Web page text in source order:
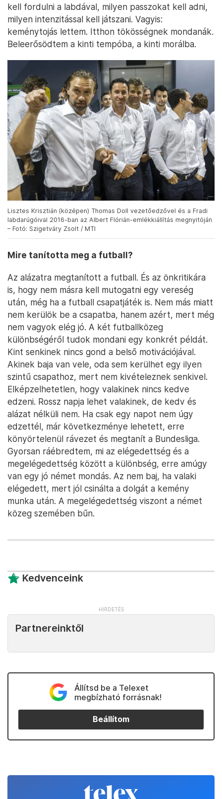
kell fordulni a labdával, milyen passzokat kell adni,
milyen intenzitással kell játszani. Vagyis:
keménytojás lettem. Itthon tökösségnek mondanák.
Beleerősödtem a kinti tempóba, a kinti morálba.
Lisztes Krisztián (középen) Thomas Doll vezetőedzővel és a Fradi
labdarúgóival 2016-ban az Albert Flórián-emlékkiállítás megnyitóján
– Fotó: Szigetváry Zsolt / MTI
Mire tanította meg a futball?
Az alázatra megtanított a futball. És az önkritikára
is, hogy nem másra kell mutogatni egy vereség
után, még ha a futball csapatjáték is. Nem más miatt
nem kerülök be a csapatba, hanem azért, mert még
nem vagyok elég jó. A két futballközeg
különbségéről tudok mondani egy konkrét példát.
Kint senkinek nincs gond a belső motivációjával.
Akinek baja van vele, oda sem kerülhet egy ilyen
szintű csapathoz, mert nem kivételeznek senkivel.
Elképzelhetetlen, hogy valakinek nincs kedve
edzeni. Rossz napja lehet valakinek, de kedv és
alázat nélküli nem. Ha csak egy napot nem úgy
edzettél, már következménye lehetett, erre
könyörtelenül rávezet és megtanít a Bundesliga.
Gyorsan ráébredtem, mi az elégedettség és a
megelégedettség között a különbség, erre amúgy
van egy jó német mondás. Az nem baj, ha valaki
elégedett, mert jól csinálta a dolgát a kemény
munka után. A megelégedettség viszont a német
közeg szemében bűn.
Kedvenceink
Partnereinktől
Állítsd be a Telexet
megbízható forrásnak!
Beállítom